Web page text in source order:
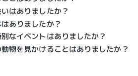
はありましたか？
ありましたか？
なイベントはありましたか？
物を見かけることはありましたか？